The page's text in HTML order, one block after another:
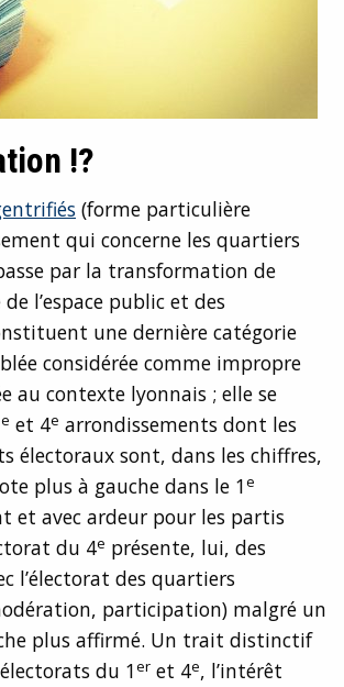
!?
(forme particulière
qui concerne les quartiers
par la transformation de
l’espace public et des
une dernière catégorie
considérée comme impropre
au contexte lyonnais ; elle se
e et 4e arrondissements dont les
électoraux sont, dans les chiffres,
plus à gauche dans le 1e
et avec ardeur pour les partis
du 4e présente, lui, des
l’électorat des quartiers
participation) malgré un
plus affirmé. Un trait distinctif
du 1er et 4e, l’intérêt